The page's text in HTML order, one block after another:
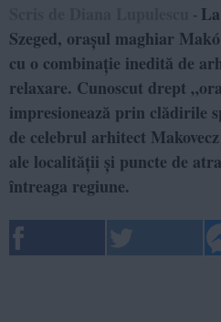
-
Szeged, orașul maghiar
cu o combinație inedită de
relaxare. Cunoscut drept
impresionează prin clădirile
de celebrul arhitect
ale localității și puncte de
întreaga regiune.